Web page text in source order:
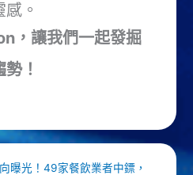
。
，讓我們一起發掘
！
曝光！49家餐飲業者中鏢，